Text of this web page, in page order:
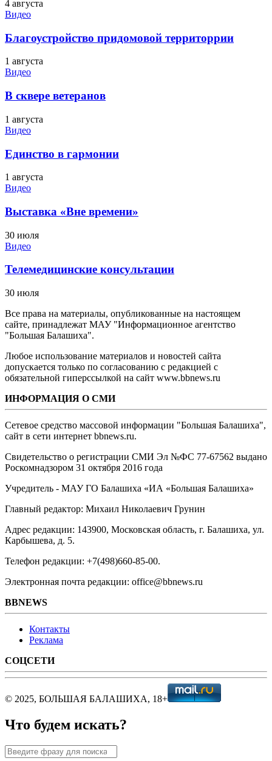
4 августа
Видео
Благоустройство придомовой территоррии
1 августа
Видео
В сквере ветеранов
1 августа
Видео
Единство в гармонии
1 августа
Видео
Выставка «Вне времени»
30 июля
Видео
Телемедицинские консультации
30 июля
Все права на материалы, опубликованные на настоящем
сайте, принадлежат МАУ "Информационное агентство
"Большая Балашиха".
Любое использование материалов и новостей сайта
допускается только по согласованию с редакцией с
обязательной гиперссылкой на сайт www.bbnews.ru
ИНФОРМАЦИЯ О СМИ
Сетевое средство массовой информации "Большая Балашиха",
сайт в сети интернет bbnews.ru.
Свидетельство о регистрации СМИ Эл №ФС ‎77-67562 выдано
Роскомнадзором 31 октября 2016 года
Учредитель - МАУ ГО Балашиха «ИА «Большая Балашиха»
Главный редактор: Михаил Николаевич Грунин
Адрес редакции: 143900, Московская область, г. Балашиха, ул.
Карбышева, д. 5.
Телефон редакции: +7(498)660-85-00.
Электронная почта редакции: office@bbnews.ru
BBNEWS
Контакты
Реклама
СОЦСЕТИ
© 2025, БОЛЬШАЯ БАЛАШИХА, 18+
Что будем искать?